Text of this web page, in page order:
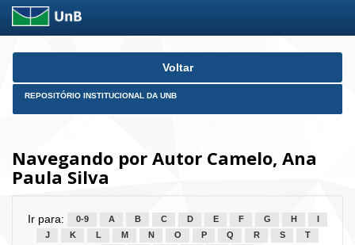
Skip
Voltar
REPOSITÓRIO INSTITUCIONAL DA UNB
Navegando por Autor Camelo, Ana
Paula Silva
Ir para: 0-9 A B C D E F G H
J
K L M N O P Q R S
T